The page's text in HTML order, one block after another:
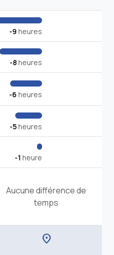
-9 heures
-8heures
-6 heures
-5heures
-1 heure
Aucune différence de
temps
location_on